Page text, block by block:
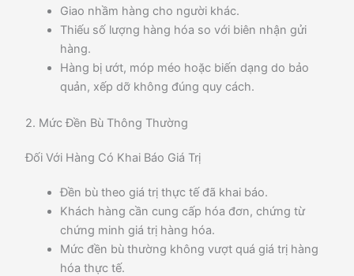
Giao nhầm hàng cho người khác.
Thiếu số lượng hàng hóa so với biên nhận gửi
hàng.
Hàng bị ướt, móp méo hoặc biến dạng do bảo
quản, xếp dỡ không đúng quy cách.
2. Mức Đền Bù Thông Thường
Đối Với Hàng Có Khai Báo Giá Trị
Đền bù theo giá trị thực tế đã khai báo.
Khách hàng cần cung cấp hóa đơn, chứng từ
chứng minh giá trị hàng hóa.
Mức đền bù thường không vượt quá giá trị hàng
hóa thực tế.